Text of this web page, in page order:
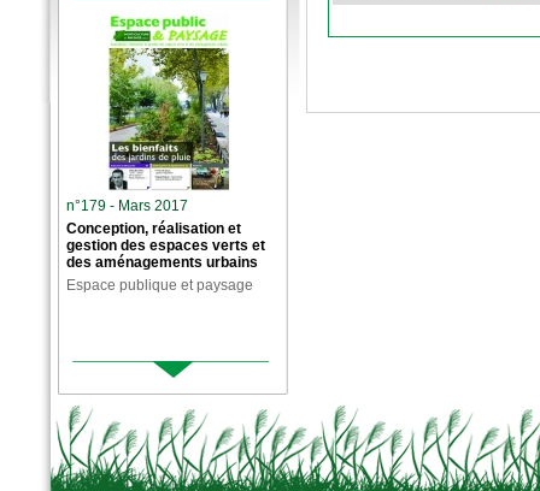
n°179 - Mars 2017
Conception, réalisation et
gestion des espaces verts et
des aménagements urbains
Espace publique et paysage